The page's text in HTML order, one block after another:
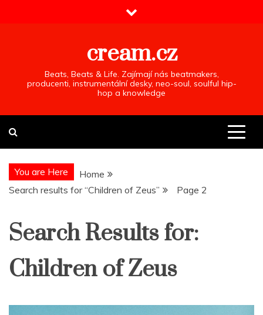
cream.cz
Beats, Beats & Life. Zajímají nás beatmakers,
producenti, instrumentální desky, neo-soul, soulful hip-
hop a knowledge
You are Here
Home
Search results for “Children of Zeus”
Page 2
Search Results for:
Children of Zeus